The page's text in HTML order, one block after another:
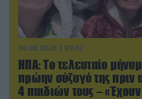
06.08.2026 | 09:02
ΗΠΑ: Το τελευταίο
πρώην σύζυγό της πριν
4 παιδιών τους –